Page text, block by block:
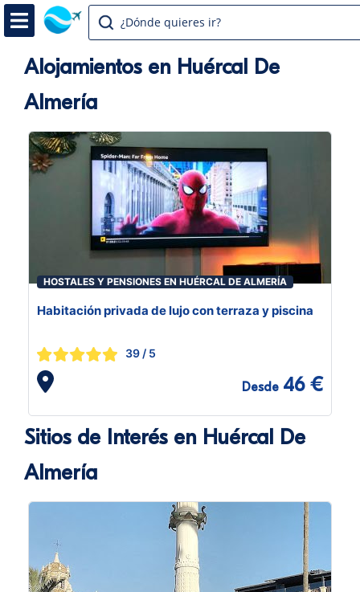
¿Dónde quieres ir?
Alojamientos en Huércal De
Almería
HOSTALES Y PENSIONES EN HUÉRCAL DE ALMERÍA
Habitación privada de lujo con terraza y piscina
39 / 5
Desde 46 €
Sitios de Interés en Huércal De
Almería